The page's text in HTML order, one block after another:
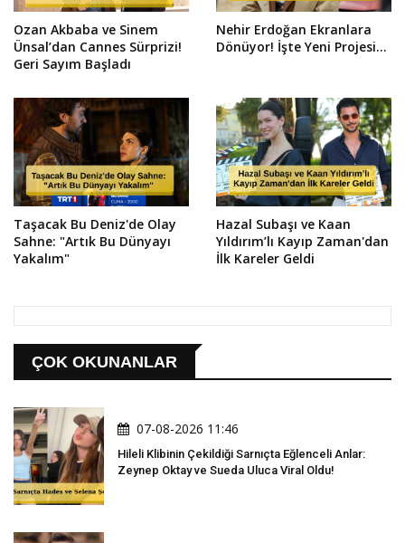
Ozan Akbaba ve Sinem
Ünsal’dan Cannes Sürprizi!
Geri Sayım Başladı
Nehir Erdoğan Ekranlara
Dönüyor! İşte Yeni Projesi...
Taşacak Bu Deniz'de Olay
Sahne: "Artık Bu Dünyayı
Yakalım"
Hazal Subaşı ve Kaan
Yıldırım’lı Kayıp Zaman'dan
İlk Kareler Geldi
ÇOK OKUNANLAR
07-08-2026 11:46
Hileli Klibinin Çekildiği Sarnıçta Eğlenceli Anlar:
Zeynep Oktay ve Sueda Uluca Viral Oldu!